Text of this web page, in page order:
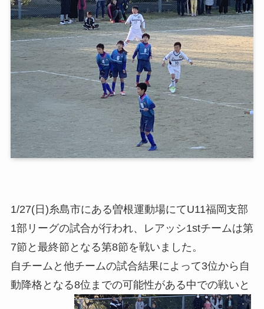
1/27(日)糸島市にある曽根運動場にてU11福岡支部
1部リーグの試合が行われ、レアッシ1stチームは第
7節と最終節となる第8節を戦いました。
自チームと他チームの試合結果によって3位から自
動降格となる8位までの可能性がある中での戦いと